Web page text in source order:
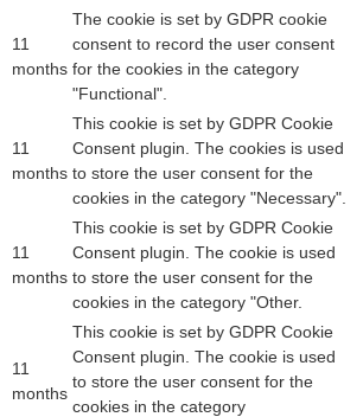
11
months
The cookie is set by GDPR cookie
consent to record the user consent
for the cookies in the category
"Functional".
11
months
This cookie is set by GDPR Cookie
Consent plugin. The cookies is used
to store the user consent for the
cookies in the category "Necessary".
11
months
This cookie is set by GDPR Cookie
Consent plugin. The cookie is used
to store the user consent for the
cookies in the category "Other.
11
months
This cookie is set by GDPR Cookie
Consent plugin. The cookie is used
to store the user consent for the
cookies in the category